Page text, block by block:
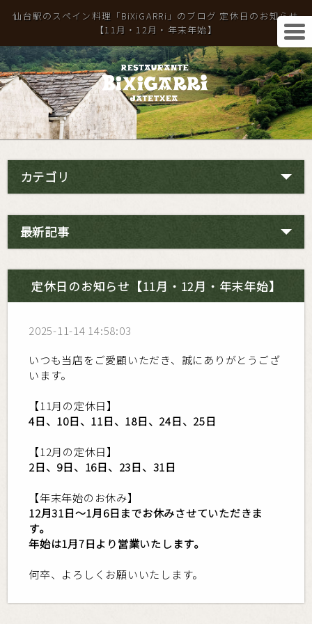
仙台駅のスペイン料理「BiXiGARRi」のブログ 定休日のお知らせ
【11月・12月・年末年始】
カテゴリ
最新記事
定休日のお知らせ【11月・12月・年末年始】
2025-11-14 14:58:03
いつも当店をご愛顧いただき、誠にありがとうござ
います。
【11月の定休日】
4日、10日、11日、18日、24日、25日
【12月の定休日】
2日、9日、16日、23日、31日
【年末年始のお休み】
12月31日～1月6日までお休みさせていただきま
す。
年始は1月7日より営業いたします。
何卒、よろしくお願いいたします。